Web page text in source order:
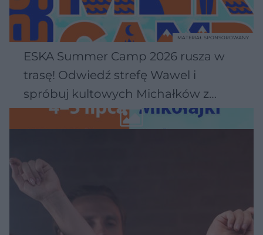
ESKA Summer Camp 2026 rusza w
trasę! Odwiedź strefę Wawel i
spróbuj kultowych Michałków z
Wawelu
MATERIAŁ SPONSOROWANY